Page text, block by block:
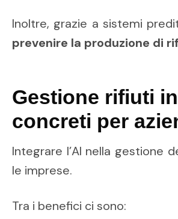
Inoltre, grazie a sistemi
prevenire la produzione di
Gestione rifiuti
concreti per
Integrare l’AI nella gestione
le imprese.
Tra i benefici ci sono: